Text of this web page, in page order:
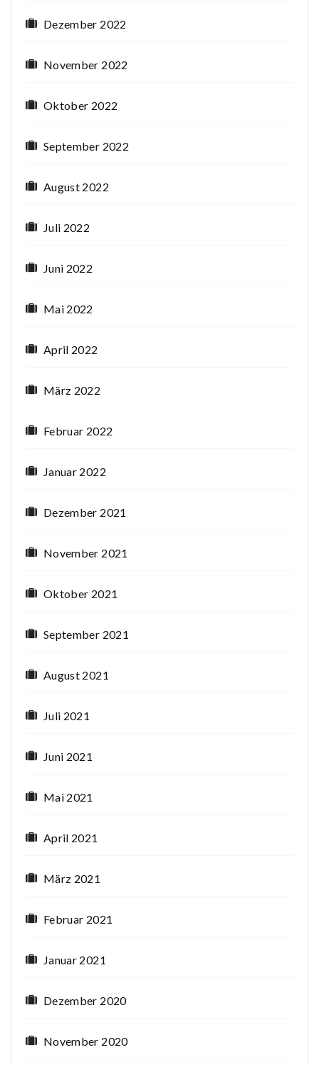
Dezember 2022
November 2022
Oktober 2022
September 2022
August 2022
Juli 2022
Juni 2022
Mai 2022
April 2022
März 2022
Februar 2022
Januar 2022
Dezember 2021
November 2021
Oktober 2021
September 2021
August 2021
Juli 2021
Juni 2021
Mai 2021
April 2021
März 2021
Februar 2021
Januar 2021
Dezember 2020
November 2020